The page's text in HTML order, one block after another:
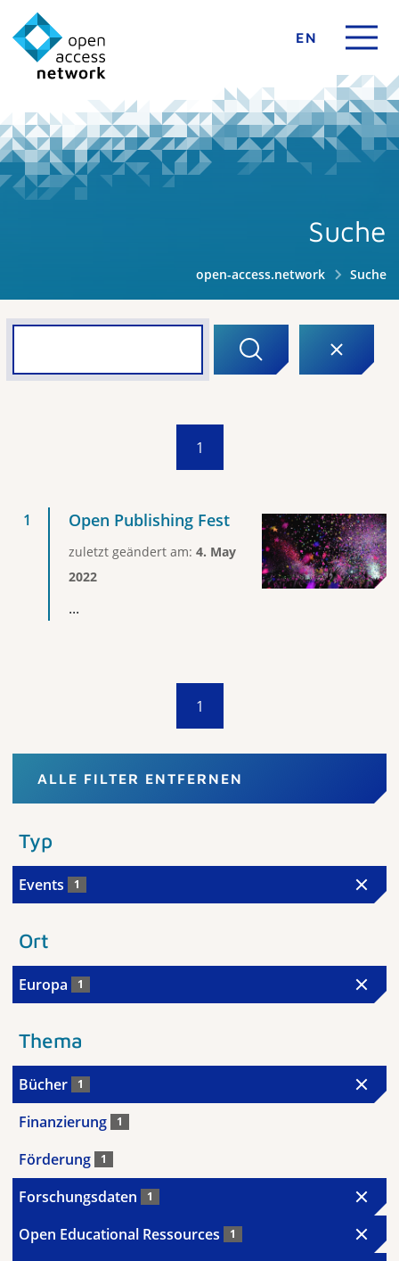
EN
Suche
open-access.network Suche
1
Open Publishing Fest
zuletzt geändert am: 4. May
2022
...
1
ALLE FILTER ENTFERNEN
Typ
Events 1
Ort
Europa 1
Thema
Bücher 1
Finanzierung 1
Förderung 1
Forschungsdaten 1
Open Educational Ressources 1